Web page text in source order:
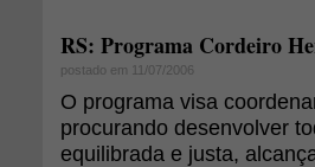
RS: Programa Cordeiro
postado em 11/07/2006
O programa visa
procurando desenvolver
equilibrada e justa,